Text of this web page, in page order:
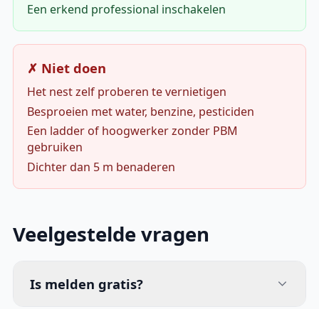
Een erkend professional inschakelen
✗ Niet doen
Het nest zelf proberen te vernietigen
Besproeien met water, benzine, pesticiden
Een ladder of hoogwerker zonder PBM
gebruiken
Dichter dan 5 m benaderen
Veelgestelde vragen
Is melden gratis?